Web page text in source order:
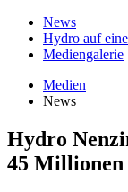
News
Hydro auf
Mediengalerie
Medien
News
Hydro
45